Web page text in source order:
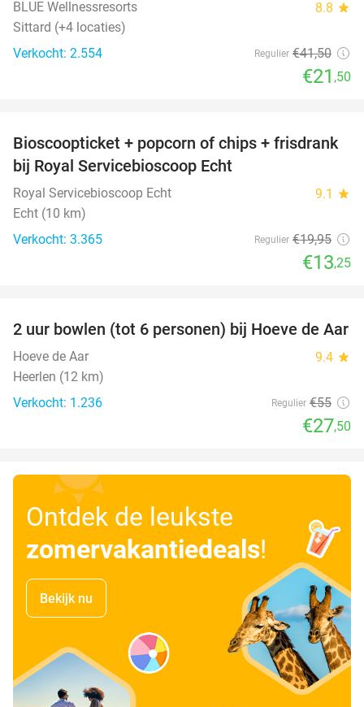
BLUE Wellnessresorts 8.8 star
Sittard (+4 locaties)
Verkocht: 2.554
Regulier €41,50
€21 ,50
34%
Bioscoopticket + popcorn of chips + frisdrank
bij Royal Servicebioscoop Echt
Royal Servicebioscoop Echt 9.1 star
Echt (10 km)
Verkocht: 3.365
Regulier €19,95
€13,25
50%
2 uur bowlen (tot 6 personen) bij Hoeve de Aar
Hoeve de Aar 9.4 star
Heerlen (12 km)
Verkocht: 1.236
Regulier €55
€27,50
Ontdek de leukste
zomervakantiedeals!
Bekijk nu